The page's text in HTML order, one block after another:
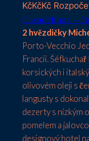
KčKčKč
Casadelmar —
2 hvězdičky
Porto-Vecchio
Francii.
korsických i
olivovém oleji s
langusty s
dezerty s nízkým
pomelem a
designový hotel